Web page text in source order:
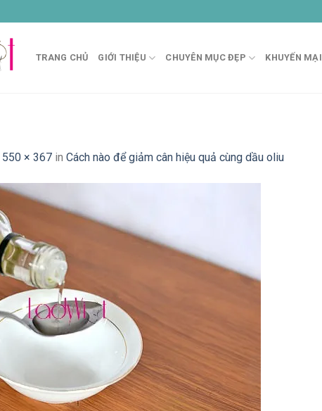
TRANG CHỦ GIỚI THIỆU CHUYÊN MỤC ĐẸP KHUYẾN MẠI
550 × 367 in Cách nào để giảm cân hiệu quả cùng dầu oliu